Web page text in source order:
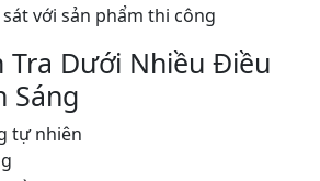
sát với sản phẩm thi công
Tra Dưới Nhiều Điều
Sáng
tự nhiên